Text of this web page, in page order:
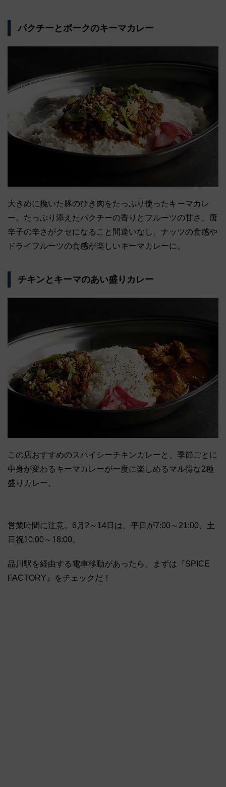
パクチーとポークのキーマカレー
大きめに挽いた豚のひき肉をたっぷり使ったキーマカレ
ー。たっぷり添えたパクチーの香りとフルーツの甘さ、唐
辛子の辛さがクセになること間違いなし。ナッツの食感や
ドライフルーツの食感が楽しいキーマカレーに。
チキンとキーマのあい盛りカレー
この店おすすめのスパイシーチキンカレーと、季節ごとに
中身が変わるキーマカレーが一度に楽しめるマル得な2種
盛りカレー。
営業時間に注意。6月2～14日は、平日が7:00～21:00、土
日祝10:00～18:00。
品川駅を経由する電車移動があったら、まずは『SPICE
FACTORY』をチェックだ！